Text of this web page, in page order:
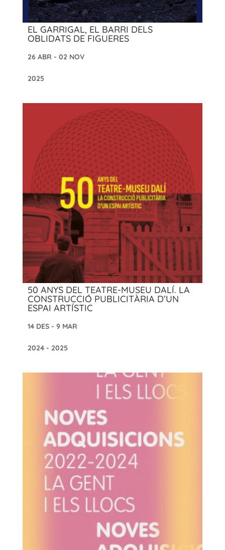
EL GARRIGAL, EL BARRI DELS
OBLIDATS DE FIGUERES
26 ABR - 02 NOV
2025
50 ANYS DEL TEATRE-MUSEU DALÍ. LA
CONSTRUCCIÓ PUBLICITÀRIA D’UN
ESPAI ARTÍSTIC
14 DES - 9 MAR
2024 - 2025